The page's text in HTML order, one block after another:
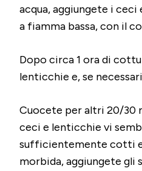
acqua, aggiungete i
a fiamma bassa, con il
Dopo circa 1 ora di
lenticchie e, se
Cuocete per altri 20/30
ceci e lenticchie vi
sufficientemente cotti
morbida, aggiungete gli